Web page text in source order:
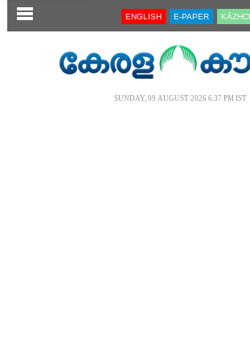
SECTIONS ENGLISH E-PAPER
SUNDAY, 09 AUGUST 2026 6.37 PM IST